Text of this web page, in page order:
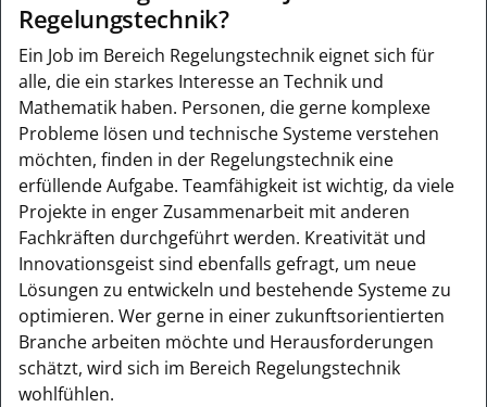
Regelungstechnik?
Ein Job im Bereich Regelungstechnik eignet sich für
alle, die ein starkes Interesse an Technik und
Mathematik haben. Personen, die gerne komplexe
Probleme lösen und technische Systeme verstehen
möchten, finden in der Regelungstechnik eine
erfüllende Aufgabe. Teamfähigkeit ist wichtig, da viele
Projekte in enger Zusammenarbeit mit anderen
Fachkräften durchgeführt werden. Kreativität und
Innovationsgeist sind ebenfalls gefragt, um neue
Lösungen zu entwickeln und bestehende Systeme zu
optimieren. Wer gerne in einer zukunftsorientierten
Branche arbeiten möchte und Herausforderungen
schätzt, wird sich im Bereich Regelungstechnik
wohlfühlen.